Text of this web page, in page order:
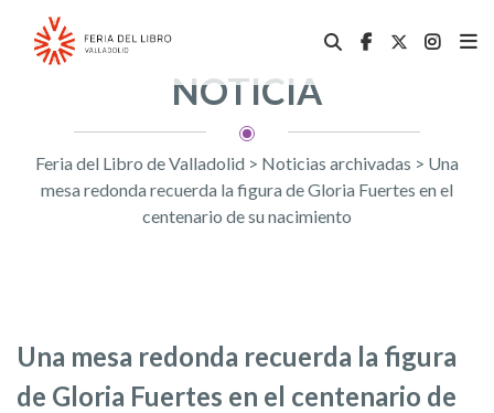
NOTICIA
Feria del Libro de Valladolid > Noticias archivadas > Una
mesa redonda recuerda la figura de Gloria Fuertes en el
centenario de su nacimiento
Una mesa redonda recuerda la figura
de Gloria Fuertes en el centenario de